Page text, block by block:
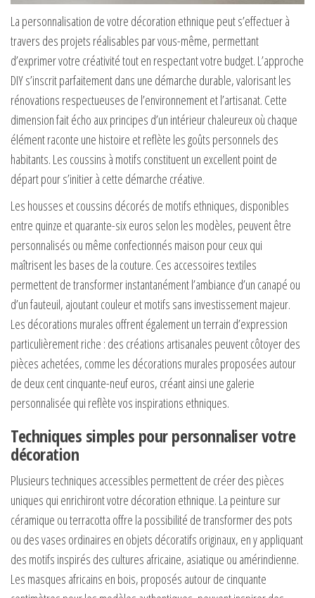
La personnalisation de votre décoration ethnique peut s’effectuer à
travers des projets réalisables par vous-même, permettant
d’exprimer votre créativité tout en respectant votre budget. L’approche
DIY s’inscrit parfaitement dans une démarche durable, valorisant les
rénovations respectueuses de l’environnement et l’artisanat. Cette
dimension fait écho aux principes d’un intérieur chaleureux où chaque
élément raconte une histoire et reflète les goûts personnels des
habitants. Les coussins à motifs constituent un excellent point de
départ pour s’initier à cette démarche créative.
Les housses et coussins décorés de motifs ethniques, disponibles
entre quinze et quarante-six euros selon les modèles, peuvent être
personnalisés ou même confectionnés maison pour ceux qui
maîtrisent les bases de la couture. Ces accessoires textiles
permettent de transformer instantanément l’ambiance d’un canapé ou
d’un fauteuil, ajoutant couleur et motifs sans investissement majeur.
Les décorations murales offrent également un terrain d’expression
particulièrement riche : des créations artisanales peuvent côtoyer des
pièces achetées, comme les décorations murales proposées autour
de deux cent cinquante-neuf euros, créant ainsi une galerie
personnalisée qui reflète vos inspirations ethniques.
Techniques simples pour personnaliser votre
décoration
Plusieurs techniques accessibles permettent de créer des pièces
uniques qui enrichiront votre décoration ethnique. La peinture sur
céramique ou terracotta offre la possibilité de transformer des pots
ou des vases ordinaires en objets décoratifs originaux, en y appliquant
des motifs inspirés des cultures africaine, asiatique ou amérindienne.
Les masques africains en bois, proposés autour de cinquante